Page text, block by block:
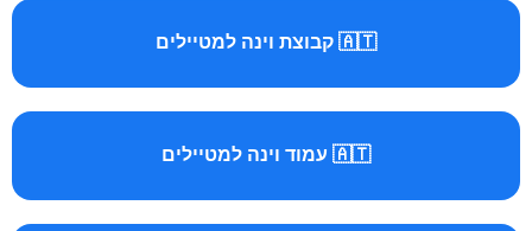
🇦🇹 קבוצת וינה למטיילים
🇦🇹 עמוד וינה למטיילים